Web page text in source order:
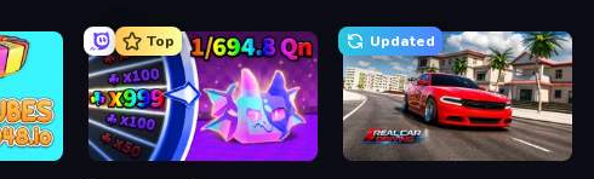
Top
Meeland.io
Updated
Real Car Driving